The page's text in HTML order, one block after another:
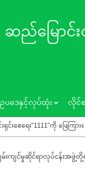
ဆည်မြောင်း
ဥပဒေနှင့်လုပ်ထုံး လိုင်စ
း"1111"ကို ဖြေကြားပေးရန်
ကျင်မှုဆိုင်ရာလုပ်ငန်းအဖွဲ့တို့